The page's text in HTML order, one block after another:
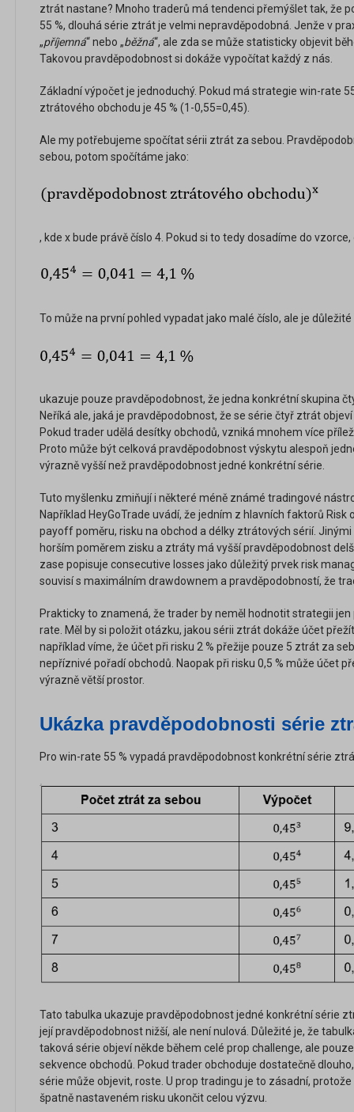
ztrát nastane? Mnoho traderů má tendenci přemýšlet tak, že
55 %, dlouhá série ztrát je velmi nepravděpodobná. Jenže v
„příjemná“ nebo „běžná“, ale zda se může statisticky objevit
Takovou pravděpodobnost si dokáže vypočítat každý z nás.
Základní výpočet je jednoduchý. Pokud má strategie win-rate
ztrátového obchodu je 45 % (1-0,55=0,45).
Ale my potřebujeme spočítat sérii ztrát za sebou.
sebou, potom spočítáme jako:
, kde x bude právě číslo 4. Pokud si to tedy dosadíme do
To může na první pohled vypadat jako malé číslo, ale je
ukazuje pouze pravděpodobnost, že jedna konkrétní skupina
Neříká ale, jaká je pravděpodobnost, že se série čtyř ztrát
Pokud trader udělá desítky obchodů, vzniká mnohem více
Proto může být celková pravděpodobnost výskytu alespoň
výrazně vyšší než pravděpodobnost jedné konkrétní série.
Tuto myšlenku zmiňují i některé méně známé tradingové
Například HeyGoTrade uvádí, že jedním z hlavních faktorů
payoff poměru, risku na obchod a délky ztrátových sérií.
horším poměrem zisku a ztráty má vyšší pravděpodobnost
zase popisuje consecutive losses jako důležitý prvek risk
souvisí s maximálním drawdownem a pravděpodobností, že
Prakticky to znamená, že trader by neměl hodnotit strategii
rate. Měl by si položit otázku, jakou sérii ztrát dokáže účet
například víme, že účet při risku 2 % přežije pouze 5 ztrát za
nepříznivé pořadí obchodů. Naopak při risku 0,5 % může účet
výrazně větší prostor.
Ukázka pravděpodobnosti série
Pro win-rate 55 % vypadá pravděpodobnost konkrétní série
Tato tabulka ukazuje pravděpodobnost jedné konkrétní série
její pravděpodobnost nižší, ale není nulová. Důležité je, že
taková série objeví někde během celé prop challenge, ale
sekvence obchodů. Pokud trader obchoduje dostatečně
série může objevit, roste. U prop tradingu je to zásadní,
špatně nastaveném risku ukončit celou výzvu.